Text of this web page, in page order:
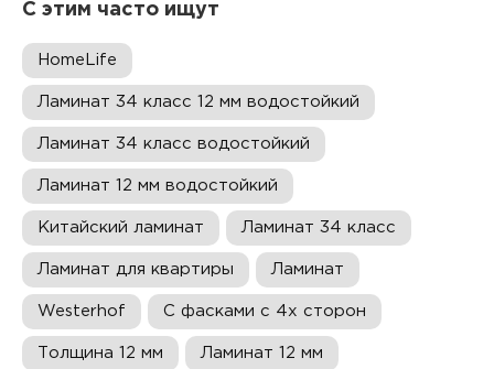
С этим часто ищут
HomeLife
Ламинат 34 класс 12 мм водостойкий
Ламинат 34 класс водостойкий
Ламинат 12 мм водостойкий
Китайский ламинат Ламинат 34 класс
Ламинат для квартиры Ламинат
Westerhof С фасками с 4х сторон
Толщина 12 мм Ламинат 12 мм